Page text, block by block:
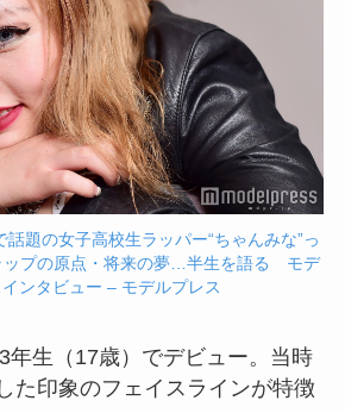
話題の女子高校生ラッパー“ちゃんみな”っ
ップの原点・将来の夢…半生を語る モデ
ンタビュー – モデルプレス
年生（17歳）でデビュー。当時
た印象のフェイスラインが特徴